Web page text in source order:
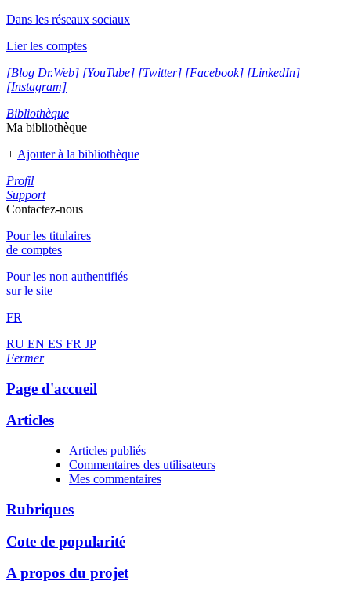
Dans les réseaux sociaux
Lier les comptes
[Blog Dr.Web] [YouTube] [Twitter] [Facebook] [LinkedIn]
[Instagram]
Bibliothèque
Ma bibliothèque
+ Ajouter à la bibliothèque
Profil
Support
Contactez-nous
Pour les titulaires
de comptes
Pour les non authentifiés
sur le site
FR
RU EN ES FR JP
Fermer
Page d'accueil
Articles
Articles publiés
Commentaires des utilisateurs
Mes commentaires
Rubriques
Cote de popularité
A propos du projet